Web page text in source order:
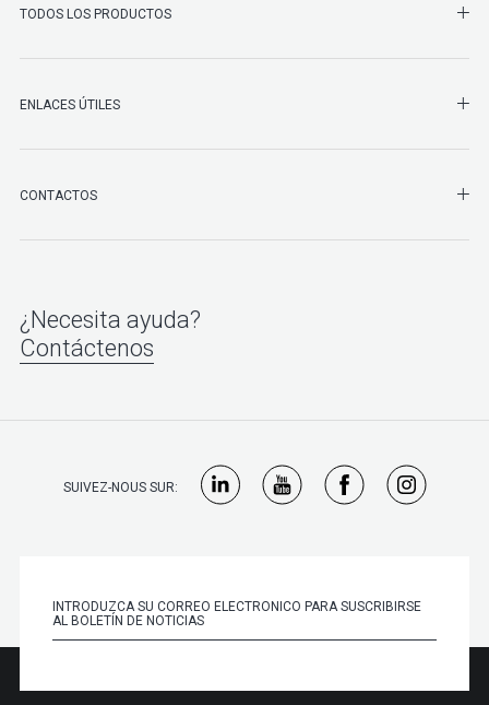
TODOS LOS PRODUCTOS
ENLACES ÚTILES
CONTACTOS
¿Necesita ayuda?
Contáctenos
SUIVEZ-NOUS SUR: